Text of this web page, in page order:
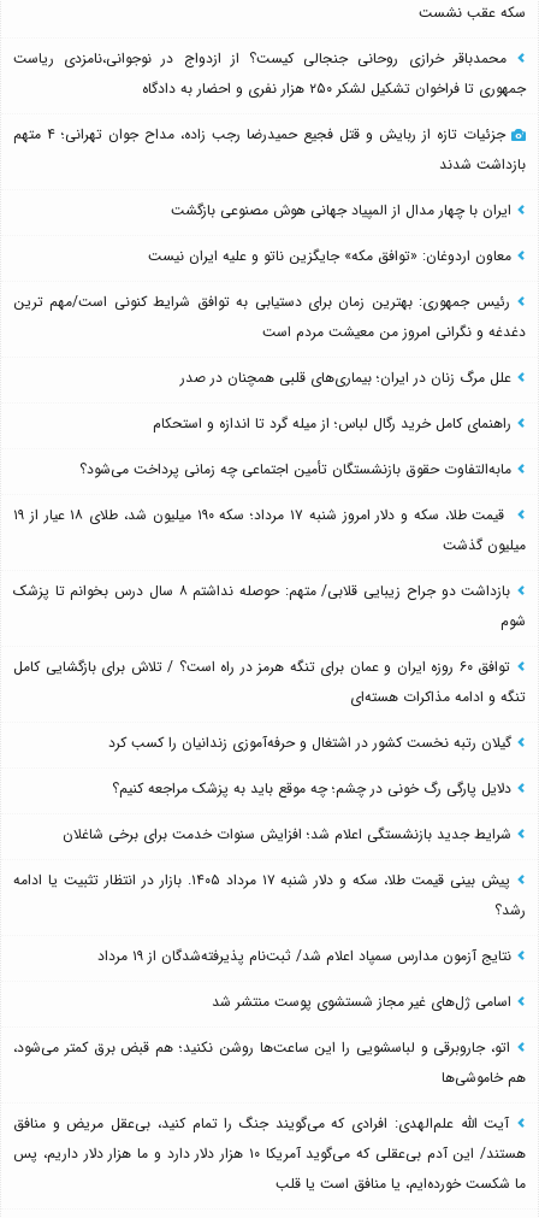
سکه عقب نشست
محمدباقر خرازی روحانی جنجالی کیست؟ از ازدواج در نوجوانی،نامزدی ریاست
جمهوری تا فراخوان تشکیل لشکر ۲۵۰ هزار نفری و احضار به دادگاه
جزئیات تازه از ربایش و قتل فجیع حمیدرضا رجب زاده، مداح جوان تهرانی؛ ۴ متهم
بازداشت شدند
ایران با چهار مدال از المپیاد جهانی هوش مصنوعی بازگشت
معاون اردوغان: «توافق مکه» جایگزین ناتو و علیه ایران نیست
رئیس جمهوری: بهترین زمان برای دستیابی به توافق شرایط کنونی است/مهم ترین
دغدغه و نگرانی امروز من معیشت مردم است
علل مرگ زنان در ایران؛ بیماری‌های قلبی همچنان در صدر
راهنمای کامل خرید رگال لباس؛ از میله گرد تا اندازه و استحکام
مابه‌التفاوت حقوق بازنشستگان تأمین اجتماعی چه زمانی پرداخت می‌شود؟
قیمت طلا، سکه و دلار امروز شنبه ۱۷ مرداد؛ سکه ۱۹۰ میلیون شد، طلای ۱۸ عیار از ۱۹
میلیون گذشت
بازداشت دو جراح زیبایی قلابی/ متهم: حوصله نداشتم ۸ سال درس بخوانم تا پزشک
شوم
توافق ۶۰ روزه ایران و عمان برای تنگه هرمز در راه است؟ / تلاش برای بازگشایی کامل
تنگه و ادامه مذاکرات هسته‌ای
گیلان رتبه نخست کشور در اشتغال و حرفه‌آموزی زندانیان را کسب کرد
دلایل پارگی رگ خونی در چشم؛ چه موقع باید به پزشک مراجعه کنیم؟
شرایط جدید بازنشستگی اعلام شد؛ افزایش سنوات خدمت برای برخی شاغلان
پیش بینی قیمت طلا، سکه و دلار شنبه ۱۷ مرداد ۱۴۰۵. بازار در انتظار تثبیت یا ادامه
رشد؟
نتایج آزمون مدارس سمپاد اعلام شد/ ثبت‌نام پذیرفته‌شدگان از ۱۹ مرداد
اسامی ژل‌های غیر مجاز شستشوی پوست منتشر شد
اتو، جاروبرقی و لباسشویی را این ساعت‌ها روشن نکنید؛ هم قبض برق کمتر می‌شود،
هم خاموشی‌ها
آیت الله علم‌الهدی: افرادی که می‌گویند جنگ را تمام کنید، بی‌عقل مریض و منافق
هستند/ این آدم بی‌عقلی که می‌گوید آمریکا ۱۰ هزار دلار دارد و ما هزار دلار داریم، پس
ما شکست خورده‌ایم، یا منافق است یا قلب